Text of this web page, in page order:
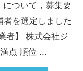
について，募集要
者を選定しました
者】 株式会社ジ
点 順位 ...